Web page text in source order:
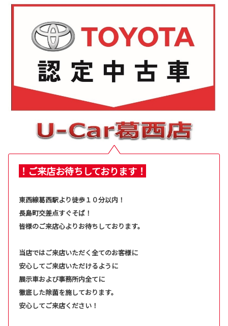
！ご来店お待ちしております！
東西線葛西駅より徒歩１０分以内！
長島町交差点すぐそば！
皆様のご来店心よりお待ちしております。
当店ではご来店いただく全てのお客様に
安心してご来店いただけるように
展示車および事務所内全てに
徹底した除菌を施しております。
安心してご来店ください！